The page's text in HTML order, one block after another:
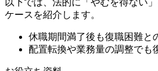
以下では、法的に「やむを得ない
ケースを紹介します。
休職期間満了後も復職困難と
配置転換や業務量の調整でも